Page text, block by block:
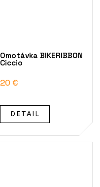
Omotávka BIKERIBBON
Ciccio
20 €
DETAIL